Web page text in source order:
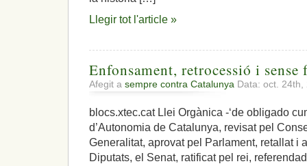
Catalunya
Llegir tot l'article »
Enfonsament, retrocessió i sense
Afegit a sempre contra Catalunya Data: oct.
blocs.xtec.cat Llei Orgànica -‘de obligado
d’Autonomia de Catalunya, revisat pel
Generalitat, aprovat pel Parlament, retallat i
Diputats, el Senat, ratificat pel rei,